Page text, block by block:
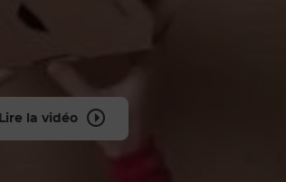
Lire la vidéo